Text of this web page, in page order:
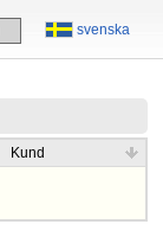
svenska
Kund